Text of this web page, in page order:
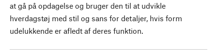
at gå på opdagelse og bruger den til at udvikle
hverdagstøj med stil og sans for detaljer, hvis form
udelukkende er afledt af deres funktion.